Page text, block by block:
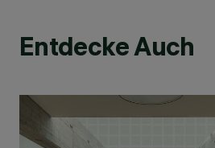
Entdecke Auch